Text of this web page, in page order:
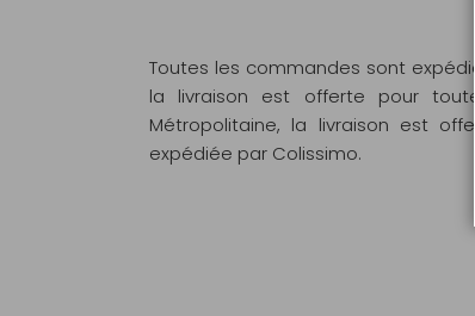
Toutes les commandes sont
la livraison est offerte pour
Métropolitaine, la livraison est
expédiée par Colissimo.